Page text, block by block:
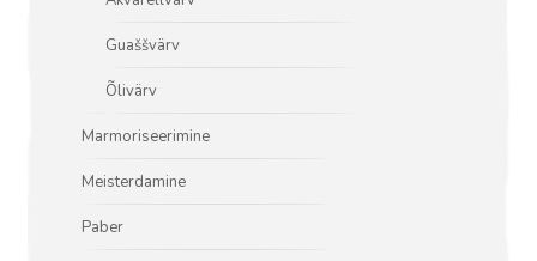
Guaššvärv
Õlivärv
Marmoriseerimine
Meisterdamine
Paber